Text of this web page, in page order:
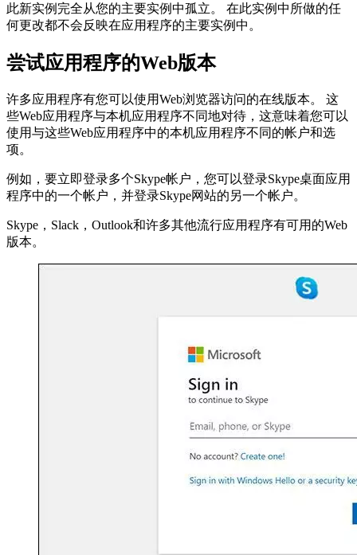
此新实例完全从您的主要实例中孤立。 在此实例中所做的任
何更改都不会反映在应用程序的主要实例中。
尝试应用程序的Web版本
许多应用程序有您可以使用Web浏览器访问的在线版本。 这
些Web应用程序与本机应用程序不同地对待，这意味着您可以
使用与这些Web应用程序中的本机应用程序不同的帐户和选
项。
例如，要立即登录多个Skype帐户，您可以登录Skype桌面应用
程序中的一个帐户，并登录Skype网站的另一个帐户。
Skype，Slack，Outlook和许多其他流行应用程序有可用的Web
版本。